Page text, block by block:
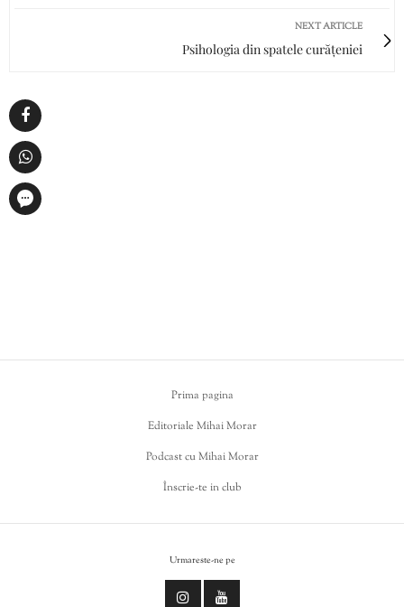
NEXT ARTICLE
Psihologia din spatele curățeniei
Prima pagina
Editoriale Mihai Morar
Podcast cu Mihai Morar
Înscrie-te in club
Urmareste-ne pe